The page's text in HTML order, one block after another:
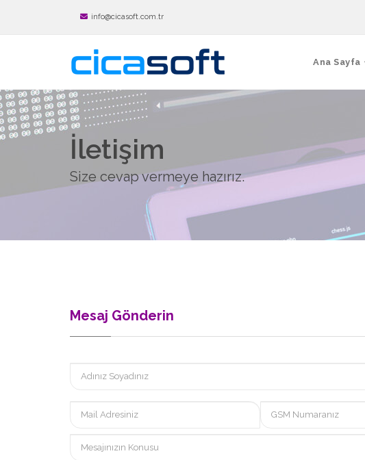
info@cicasoft.com.tr
Ana Sayfa
İletişim
Size cevap vermeye hazırız.
Mesaj Gönderin